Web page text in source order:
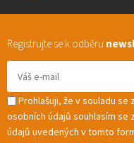
Registrujte se k odběru
Prohlašuji, že v souladu se
osobních údajů souhlasím se
údajů uvedených v tomto